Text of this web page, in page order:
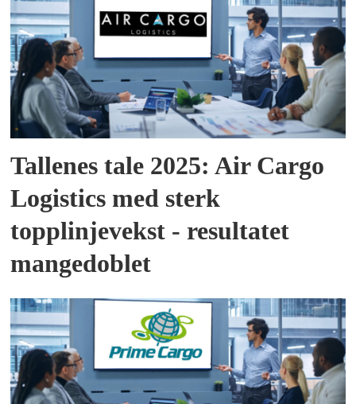
Tallenes tale 2025: Air Cargo
Logistics med sterk
topplinjevekst - resultatet
mangedoblet